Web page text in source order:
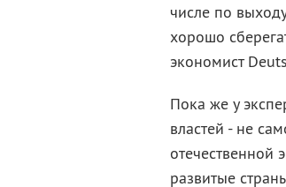
числе по
хорошо
экономист
Пока же у
властей - не
отечественной
развитые